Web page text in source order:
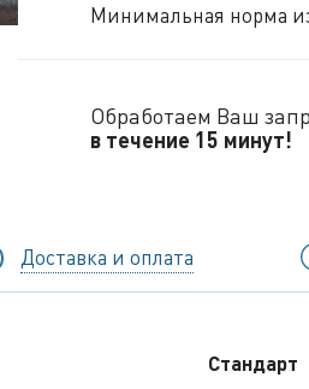
Минимальная норма
Обработаем Ваш
в течение 15 минут!
Доставка и оплата
Стандарт